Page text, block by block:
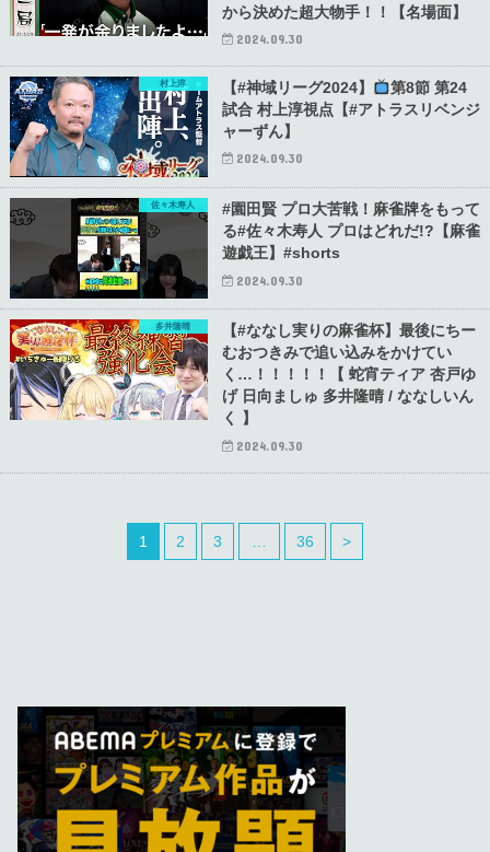
から決めた超大物手！！【名場面】
2024.09.30
村上淳 【#神域リーグ2024】
第8節 第24
試合 村上淳視点【#アトラスリベンジ
ャーずん】
2024.09.30
佐々木寿人
#園田賢 プロ大苦戦！麻雀牌をもって
る#佐々木寿人 プロはどれだ!?【麻雀
遊戯王】#shorts
2024.09.30
多井隆晴
【#ななし実りの麻雀杯】最後にちー
むおつきみで追い込みをかけてい
く…！！！！！【 蛇宵ティア 杏戸ゆ
げ 日向ましゅ 多井隆晴 / ななしいん
く 】
2024.09.30
1 2 3 36 >